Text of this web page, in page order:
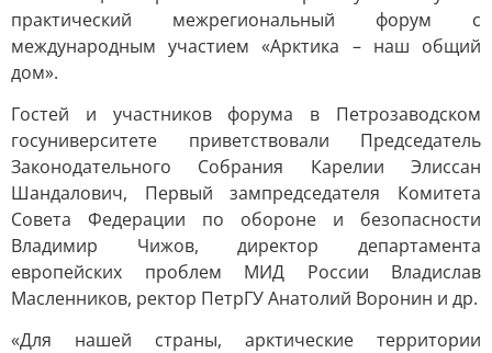
практический межрегиональный форум с
международным участием «Арктика – наш общий
дом».
Гостей и участников форума в Петрозаводском
госуниверситете приветствовали Председатель
Законодательного Собрания Карелии Элиссан
Шандалович, Первый зампредседателя Комитета
Совета Федерации по обороне и безопасности
Владимир Чижов, директор департамента
европейских проблем МИД России Владислав
Масленников, ректор ПетрГУ Анатолий Воронин и др.
«Для нашей страны, арктические территории